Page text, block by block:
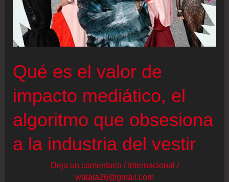
Qué es el valor de
impacto mediático, el
algoritmo que obsesiona
a la industria del vestir
Deja un comentario / Internacional /
walala26@gmail.com